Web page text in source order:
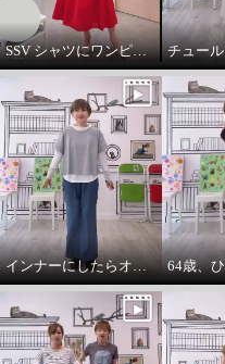
エムズ スタイル 綿１００％セ
ミシアー エアリー感溢れる シャ
SSV シャツにワンピースをコーデしてみました。
インナーにしたらオールシーズンいけます。インナーパーカー❤️